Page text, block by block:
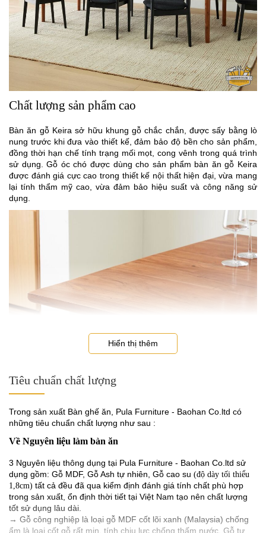
Chất lượng sản phẩm cao
Bàn ăn gỗ Keira sở hữu khung gỗ chắc chắn, được sấy bằng lò
nung trước khi đưa vào thiết kế, đảm bảo độ bền cho sản phẩm,
đồng thời hạn chế tính trạng mối mọt, cong vênh trong quá trình
sử dụng. Gỗ óc chó được dùng cho sản phẩm bàn ăn gỗ Keira
được đánh giá cực cao trong thiết kế nội thất hiện đại, vừa mang
lại tính thẩm mỹ cao, vừa đảm bảo hiệu suất và công năng sử
dụng.
Thay đổi kích cỡ linh hoạt
Bàn ăn gỗ Keira kiểu dáng hình chữ nhật vốn dĩ đã có thể chứa
được khá nhiều thành viên, tuy nhiên mẫu bàn thông minh này tại
Baohan Co.ltd còn có thể mở thêm 2 chỗ ngồi, giúp kích thước
Hiển thị thêm
Tiêu chuẩn chất lượng
Trong sản xuất Bàn ghế ăn, Pula Furniture - Baohan Co.ltd có
những tiêu chuẩn chất lượng như sau :
Về Nguyên liệu làm bàn ăn
3 Nguyên liệu thông dụng tại Pula Furniture - Baohan Co.ltd sử
dụng gồm: Gỗ MDF, Gỗ Ash tự nhiên, Gỗ cao su (độ dày tối thiểu
1,8cm) tất cả đều đã qua kiểm định đánh giá tính chất phù hợp
trong sản xuất, ổn định thời tiết tại Việt Nam tạo nên chất lượng
tốt sử dụng lâu dài.
→ Gỗ công nghiệp là loại gỗ MDF cốt lõi xanh (Malaysia) chống
ẩm là loại cốt gỗ rất mịn, tính chịu lực chống thấm nước. Gỗ tự